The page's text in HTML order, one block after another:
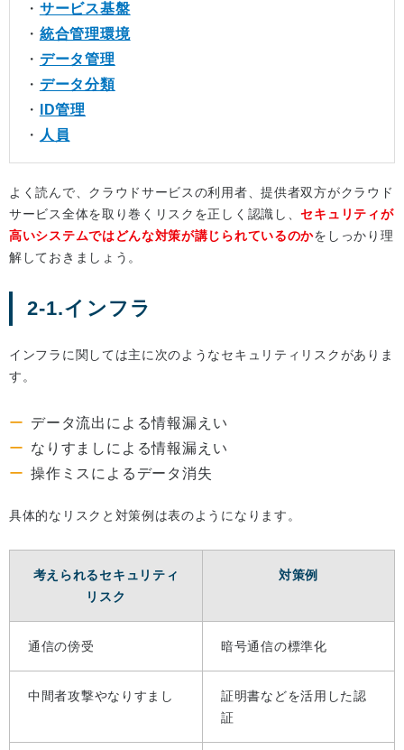
・ サービス基盤
・ 統合管理環境
・ データ管理
・ データ分類
・
ID管理
・ 人員
よく読んで、クラウドサービスの利用者、提供者双方がクラウド
サービス全体を取り巻くリスクを正しく認識し、セキュリティが
高いシステムではどんな対策が講じられているのかをしっかり理
解しておきましょう。
2-1.インフラ
インフラに関しては主に次のようなセキュリティリスクがありま
す。
データ流出による情報漏えい
なりすましによる情報漏えい
操作ミスによるデータ消失
具体的なリスクと対策例は表のようになります。
考えられるセキュリティ
リスク
対策例
通信の傍受 暗号通信の標準化
中間者攻撃やなりすまし
証明書などを活用した認
証